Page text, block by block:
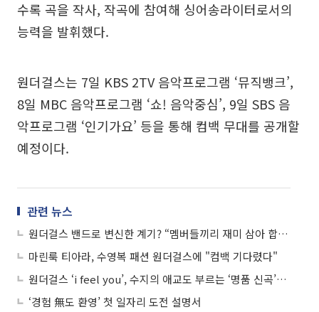
수록 곡을 작사, 작곡에 참여해 싱어송라이터로서의
능력을 발휘했다.
원더걸스는 7일 KBS 2TV 음악프로그램 ‘뮤직뱅크’,
8일 MBC 음악프로그램 ‘쇼! 음악중심’, 9일 SBS 음
악프로그램 ‘인기가요’ 등을 통해 컴백 무대를 공개할
예정이다.
관련 뉴스
원더걸스 밴드로 변신한 계기? “멤버들끼리 재미 삼아 합주하면서 시작됐다”
마린룩 티아라, 수영복 패션 원더걸스에 "컴백 기다렸다"
원더걸스 ‘i feel you’, 수지의 애교도 부르는 ‘명품 신곡’… “기다렸어요, 끄앙”
‘경험 無도 환영’ 첫 일자리 도전 설명서